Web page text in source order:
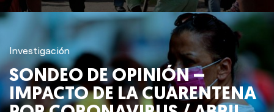
Lo que hacemos
Blog
Talento
Investigación
SONDEO DE OPINIÓN –
IMPACTO DE LA CUARENTENA